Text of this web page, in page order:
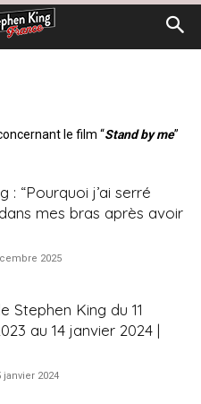
le film “Stand by me”
: “Pourquoi j’ai serré
mes bras après avoir
2025
Stephen King du 11
au 14 janvier 2024 |
janvier 2024